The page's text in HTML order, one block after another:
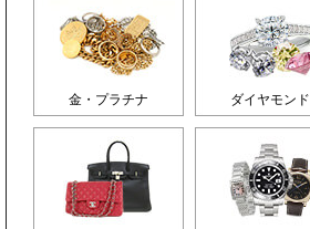
金・プラチナ ダイヤモンド